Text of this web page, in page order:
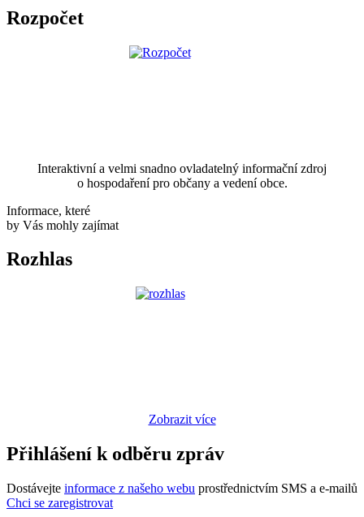
Rozpočet
Interaktivní a velmi snadno ovladatelný informační zdroj
o hospodaření pro občany a vedení obce.
Informace, které
by Vás mohly zajímat
Rozhlas
Zobrazit více
Přihlášení k odběru zpráv
Dostávejte informace z našeho webu prostřednictvím SMS a e-mailů
Chci se zaregistrovat